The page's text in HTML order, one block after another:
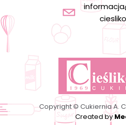
Copyright © Cukiernia A.
Created by